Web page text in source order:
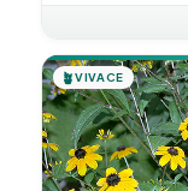
🪴VIVACE